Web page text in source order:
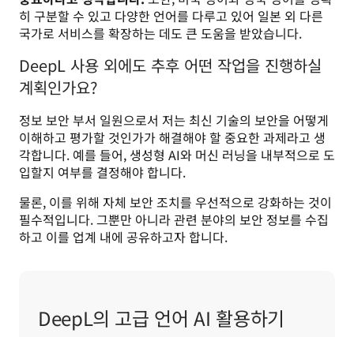
히 구분할 수 있고 다양한 언어를 다루고 있어 일본 외 다른
국가로 서비스를 확장하는 데도 큰 도움을 받았습니다.
DeepL 사용 외에도 추후 어떤 작업을 진행하실
계획인가요?
정보 보안 부서 일원으로서 저는 최신 기술의 보안을 어떻게
이해하고 평가할 것인가가 해결해야 할 중요한 과제라고 생
각합니다. 예를 들어, 생성형 AI와 머신 러닝을 내부적으로 도
입할지 여부를 결정해야 합니다.
물론, 이를 위해 자체 보안 조치를 우선적으로 강화하는 것이
필수적입니다. 그뿐만 아니라 관련 분야의 보안 정보를 수집
하고 이를 업계 내에 공유하고자 합니다.
DeepL의 고급 언어 AI 활용하기